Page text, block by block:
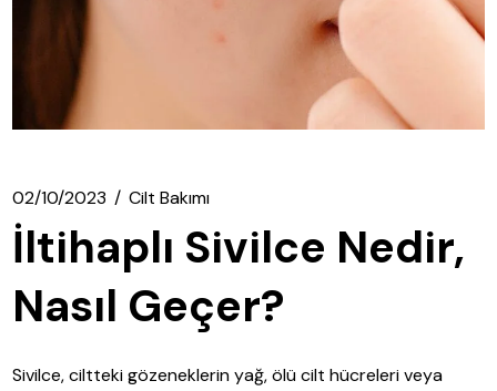
02/10/2023 Cilt Bakımı
İltihaplı Sivilce Nedir,
Nasıl Geçer?
Sivilce, ciltteki gözeneklerin yağ, ölü cilt hücreleri veya